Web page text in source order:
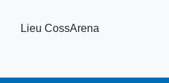
Lieu CossArena